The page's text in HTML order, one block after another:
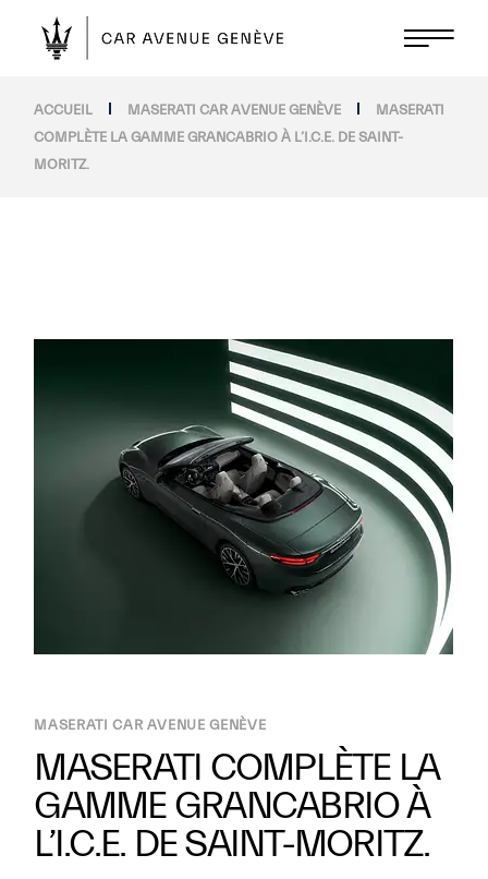
ACCUEIL MASERATI CAR AVENUE GENÈVE
MASERATI
COMPLÈTE LA GAMME GRANCABRIO À L’I.C.E. DE SAINT-
MORITZ.
MASERATI CAR AVENUE GENÈVE
MASERATI COMPLÈTE LA
GAMME GRANCABRIO À
L’I.C.E. DE SAINT-MORITZ.